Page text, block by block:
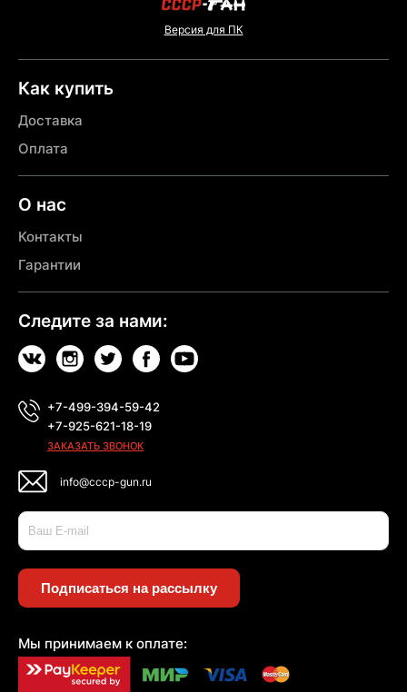
Версия для ПК
Как купить
Доставка
Оплата
О нас
Контакты
Гарантии
Следите за нами:
+7-499-394-59-42
+7-925-621-18-19
ЗАКАЗАТЬ ЗВОНОК
info@cccp-gun.ru
Подписаться на рассылку
Мы принимаем к оплате: